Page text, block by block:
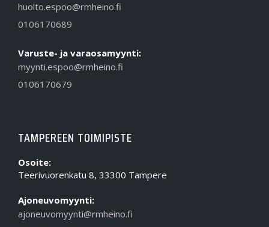
huolto.espoo@rmheino.fi
0106170689
Varuste- ja varaosamyynti:
myynti.espoo@rmheino.fi
0106170679
TAMPEREEN TOIMIPISTE
Osoite:
Teerivuorenkatu 8, 33300 Tampere
Ajoneuvomyynti:
ajoneuvomyynti@rmheino.fi